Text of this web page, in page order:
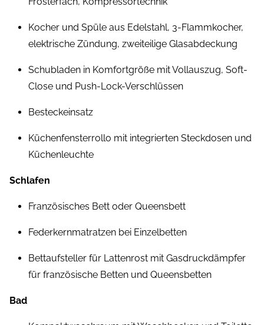
Kocher und Spüle aus Edelstahl, 3-Flammkocher,
elektrische Zündung, zweiteilige Glasabdeckung
Schubladen in Komfortgröße mit Vollauszug, Soft-
Close und Push-Lock-Verschlüssen
Besteckeinsatz
Küchenfensterrollo mit integrierten Steckdosen und
Küchenleuchte
Schlafen
Französisches Bett oder Queensbett
Federkernmatratzen bei Einzelbetten
Bettaufsteller für Lattenrost mit Gasdruckdämpfer
für französische Betten und Queensbetten
Bad